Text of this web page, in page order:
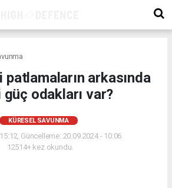
patlamaların arkasında
güç odakları var?
KÜRESEL SAVUNMA
Güncelleme: 20.09.2024 - 10:06
12514+ kez okundu.